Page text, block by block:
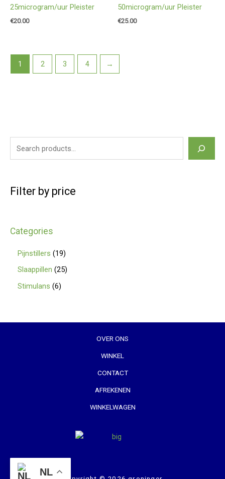
Filter by price
Categories
Pijnstillers 19
Slaappillen 25
Stimulans 6
25microgram/uur Pleister
€20.00
50microgram/uur Pleister
€25.00
1 2 3 4 →
OVER ONS
WINKEL
CONTACT
AFREKENEN
WINKELWAGEN
NL